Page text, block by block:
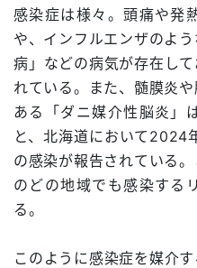
感染症は様々。頭痛や発
や、インフルエンザのよ
病」などの病気が存在し
れている。また、髄膜炎
ある「ダニ媒介性脳炎」
と、北海道において2024
の感染が報告されている
のどの地域でも感染する
る。
このように感染症を媒介